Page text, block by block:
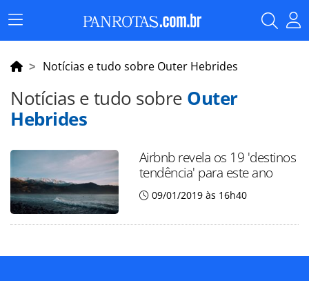
Menu
Principal
Notícias e tudo sobre Outer Hebrides
Notícias e tudo sobre Outer
Hebrides
Airbnb revela os 19 'destinos
tendência' para este ano
09/01/2019 às 16h40